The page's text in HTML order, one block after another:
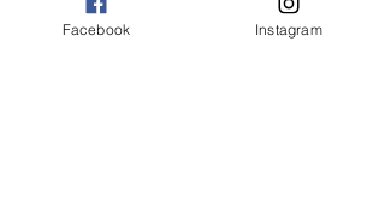
Facebook Instagram